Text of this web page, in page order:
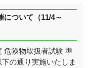
について（11/4～
危険物取扱者試験 準
の通り実施いたしま